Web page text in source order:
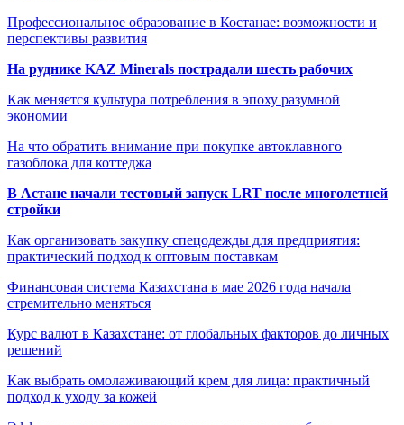
Профессиональное образование в Костанае: возможности и
перспективы развития
На руднике KAZ Minerals пострадали шесть рабочих
Как меняется культура потребления в эпоху разумной
экономии
На что обратить внимание при покупке автоклавного
газоблока для коттеджа
В Астане начали тестовый запуск LRT после многолетней
стройки
Как организовать закупку спецодежды для предприятия:
практический подход к оптовым поставкам
Финансовая система Казахстана в мае 2026 года начала
стремительно меняться
Курс валют в Казахстане: от глобальных факторов до личных
решений
Как выбрать омолаживающий крем для лица: практичный
подход к уходу за кожей